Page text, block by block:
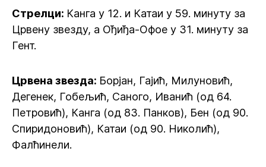
Стрелци: Канга у 12. и Катаи у 59. минуту за
Црвену звезду, а Ођиђа-Офое у 31. минуту за
Гент.
Црвена звезда: Борјан, Гајић, Милуновић,
Дегенек, Гобељић, Саного, Иванић (од 64.
Петровић), Канга (од 83. Панков), Бен (од 90.
Спиридоновић), Катаи (од 90. Николић),
Фалћинели.